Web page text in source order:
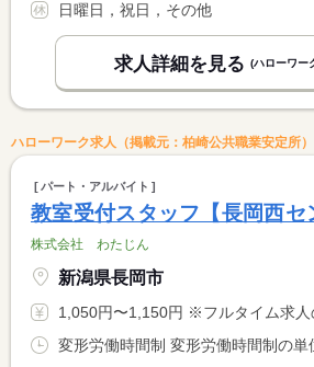
日曜日，祝日，その他
求人詳細を見る (ハローワー
ハローワーク求人（掲載元：柏崎公共職業安定所）
パート・アルバイト
教室受付スタッフ【長岡西セ
株式会社 わたじん
新潟県長岡市
1,050円〜1,150円 ※フルタイム求人の場合は月額（換算額）、パート求